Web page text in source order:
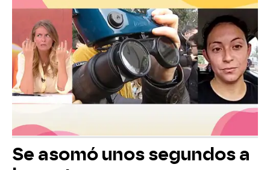
Se asomó unos segundos a